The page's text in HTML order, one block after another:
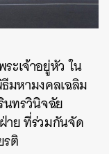
ะเจ้าอยู่หัว ใน
มหามงคลเฉลิม
ทรวินิจฉัย
าย ที่ร่วมกันจัด
ติ